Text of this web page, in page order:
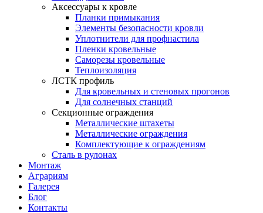
Аксессуары к кровле
Планки примыкания
Элементы безопасности кровли
Уплотнители для профнастила
Пленки кровельные
Саморезы кровельные
Теплоизоляция
ЛСТК профиль
Для кровельных и стеновых прогонов
Для солнечных станций
Секционные ограждения
Металлические штахеты
Металлические ограждения
Комплектующие к ограждениям
Сталь в рулонах
Монтаж
Аграриям
Галерея
Блог
Контакты